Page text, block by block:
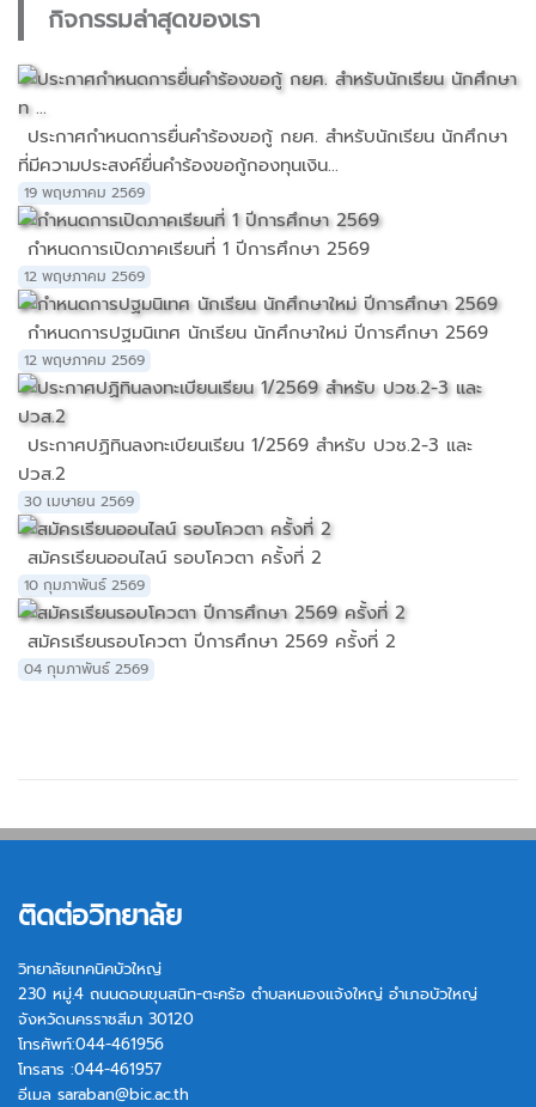
กิจกรรมล่าสุดของเรา
ประกาศกำหนดการยื่นคำร้องขอกู้ กยศ. สำหรับนักเรียน นักศึกษา
ที่มีความประสงค์ยื่นคำร้องขอกู้กองทุนเงิน...
19 พฤษภาคม 2569
กำหนดการเปิดภาคเรียนที่ 1 ปีการศึกษา 2569
12 พฤษภาคม 2569
กำหนดการปฐมนิเทศ นักเรียน นักศึกษาใหม่ ปีการศึกษา 2569
12 พฤษภาคม 2569
ประกาศปฏิทินลงทะเบียนเรียน 1/2569 สำหรับ ปวช.2-3 และ
ปวส.2
30 เมษายน 2569
สมัครเรียนออนไลน์ รอบโควตา ครั้งที่ 2
10 กุมภาพันธ์ 2569
สมัครเรียนรอบโควตา ปีการศึกษา 2569 ครั้งที่ 2
04 กุมภาพันธ์ 2569
ติดต่อวิทยาลัย
วิทยาลัยเทคนิคบัวใหญ่
230 หมู่.4 ถนนดอนขุนสนิท-ตะคร้อ ตำบลหนองแจ้งใหญ่ อำเภอบัวใหญ่
จังหวัดนครราชสีมา 30120
โทรศัพท์:044-461956
โทรสาร :044-461957
อีเมล saraban@bic.ac.th